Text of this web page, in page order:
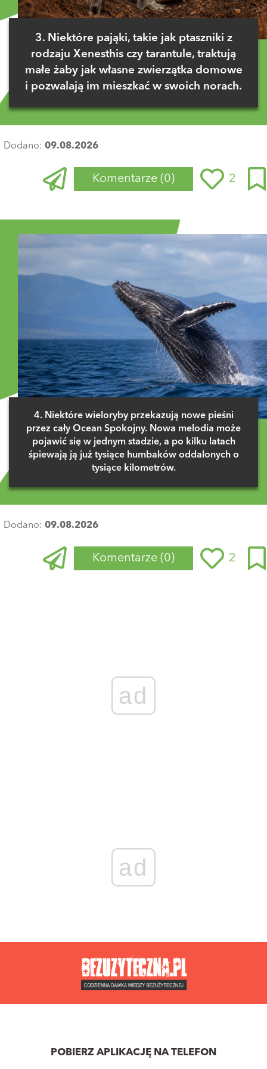
3. Niektóre pająki, takie jak ptaszniki z
rodzaju Xenesthis czy tarantule, traktują
małe żaby jak własne zwierzątka domowe
i pozwalają im mieszkać w swoich norach.
Dodano: 09.08.2026
Komentarze (0) 2
4. Niektóre wieloryby przekazują nowe pieśni
przez cały Ocean Spokojny. Nowa melodia może
pojawić się w jednym stadzie, a po kilku latach
śpiewają ją już tysiące humbaków oddalonych o
tysiące kilometrów.
Dodano: 09.08.2026
Komentarze (0) 2
ad
ad
POBIERZ APLIKACJĘ NA TELEFON